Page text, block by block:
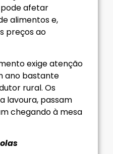
afetar
alimentos e,
preços ao
exige atenção
ano bastante
rural. Os
lavoura, passam
chegando à mesa